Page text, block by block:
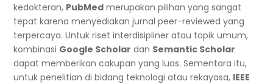
kedokteran, PubMedmerupakan pilihan yang sangat
tepat karena menyediakan jurnal peer-reviewed yang
terpercaya. Untuk riset interdisipliner atau topik umum,
kombinasi Google Scholar dan Semantic Scholar
dapat memberikan cakupan yang luas. Sementara itu,
untuk penelitian di bidang teknologi atau rekayasa, IEEE